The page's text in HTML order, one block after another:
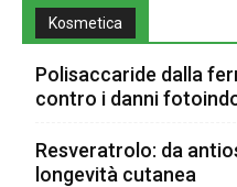
Kosmetica
Polisaccaride dalla
contro i danni
Resveratrolo: da
longevità cutanea